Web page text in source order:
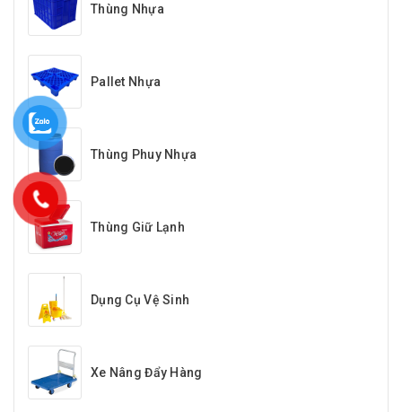
Thùng Nhựa
Pallet Nhựa
Thùng Phuy Nhựa
Thùng Giữ Lạnh
Dụng Cụ Vệ Sinh
Xe Nâng Đẩy Hàng